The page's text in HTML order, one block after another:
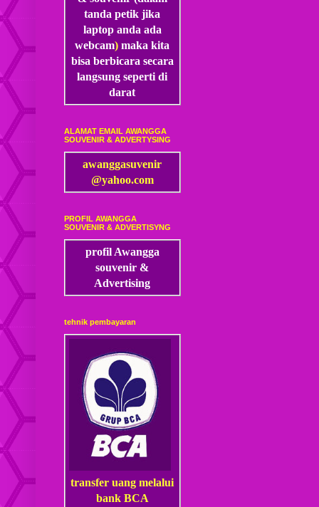
tanda petik jika
laptop anda ada
webcam)maka kita
bisa berbicara secara
langsung seperti di
darat
ALAMAT EMAIL AWANGGA
SOUVENIR & ADVERTYSING
awanggasuvenir
@yahoo.com
PROFIL AWANGGA
SOUVENIR & ADVERTISYNG
profil Awangga
souvenir &
Advertising
tehnik pembayaran
transfer uang melalui
bank BCA